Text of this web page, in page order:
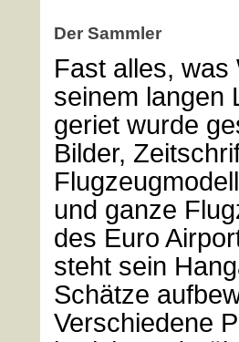
Der Sammler
Fast alles, was
seinem langen
geriet wurde
Bilder,
und ganze
des Euro
steht sein
Schätze
Verschiedene